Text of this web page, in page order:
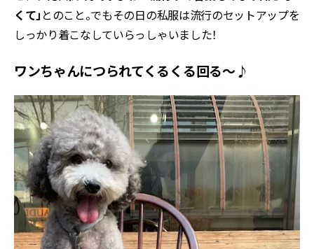
くて」 とのこと。でもその日の私服は流行のセットアップを
しっかり着こなしていらっしゃいました！
ワンちゃんにつられてくるくる回る～♪